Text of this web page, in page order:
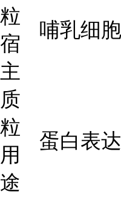
粒
宿
主
哺乳细
质
粒
用
途
蛋白表达